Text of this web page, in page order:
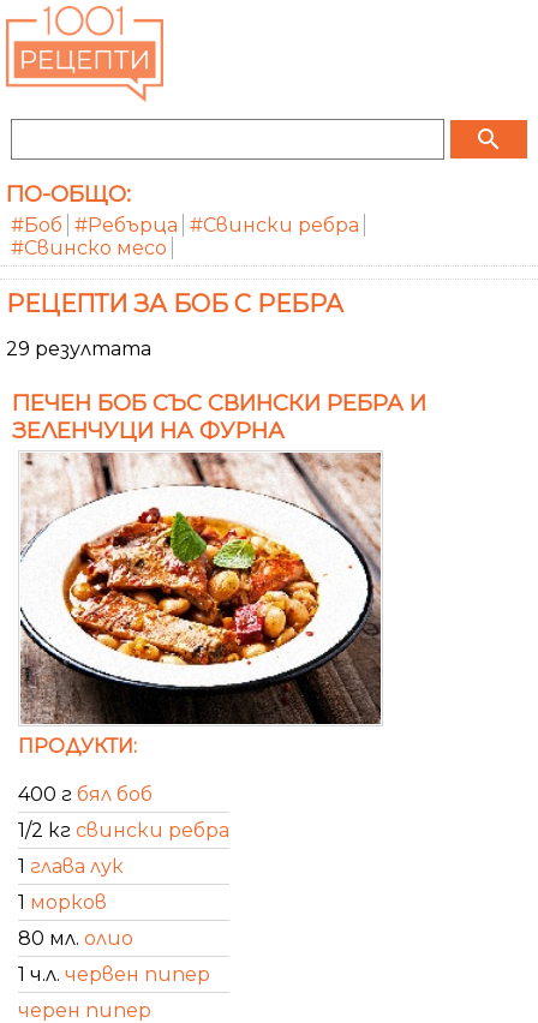
search
ПО-ОБЩО:
#Боб #Ребърца #Свински ребра
#Свинско месо
РЕЦЕПТИ ЗА БОБ С РЕБРА
29 резултата
ПЕЧЕН БОБ СЪС СВИНСКИ РЕБРА И
ЗЕЛЕНЧУЦИ НА ФУРНА
ПРОДУКТИ:
400 г бял боб
1/2 кг свински ребра
1 глава лук
1 морков
80 мл. олио
1 ч.л. червен пипер
черен пипер